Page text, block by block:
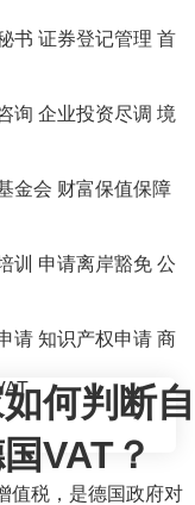
书 证券登记管理 首
询 企业投资尽调 境
金会 财富保值保障
训 申请离岸豁免 公
请 知识产权申请 商
何判断自
VAT？
值税，是德国政府对